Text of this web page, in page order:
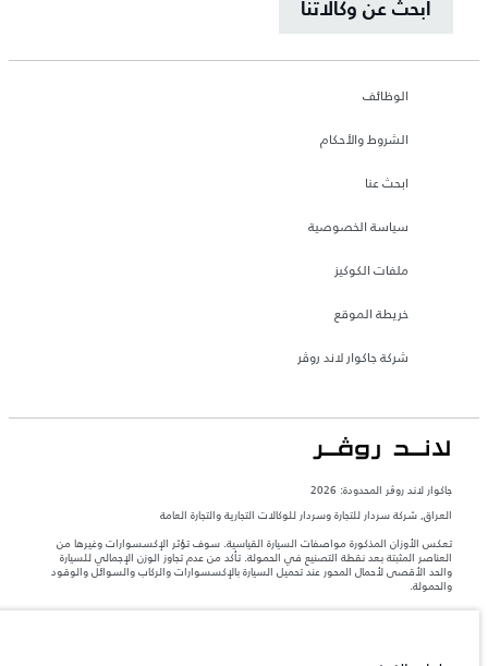
ابحث عن وكالاتنا
الوظائف
الشروط والأحكام
ابحث عنا
سياسة الخصوصية
ملفات الكوكيز
خريطة الموقع
شركة جاكوار لاند روڤر
جاكوار لاند روڨر المحدودة: 2026
العراق, شركة سردار للتجارة وسردار للوكالات التجارية والتجارة العامة
تعكس الأوزان المذكورة مواصفات السيارة القياسية. سوف تؤثر الإكسسوارات وغيرها من
العناصر المثبتة بعد نقطة التصنيع في الحمولة. تأكد من عدم تجاوز الوزن الإجمالي للسيارة
والحد الأقصى لأحمال المحور عند تحميل السيارة بالإكسسوارات والركاب والسوائل والوقود
والحمولة.